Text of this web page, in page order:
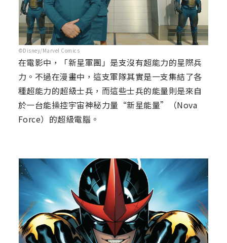
©Disney/Marvel Comics
在電影中，「新星軍團」是支沒有超能力的星際兵
力。不過在漫畫中，這支軍隊其實是一支集結了各
種超能力的超級士兵，而這些士兵的能量則是來自
於一台能操控宇宙神秘力量“新星能量”（Nova
Force）的超級電腦。